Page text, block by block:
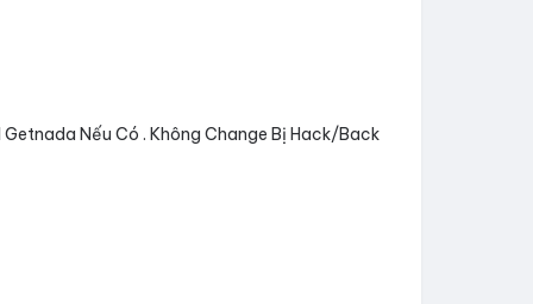
Nếu Có . Không Change Bị Hack/Back